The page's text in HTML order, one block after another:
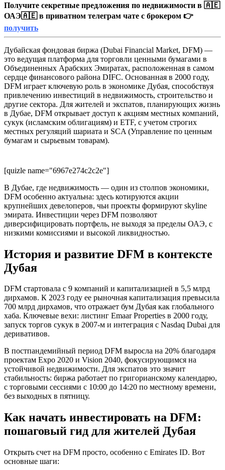
Получите секретные предложения по недвижимости в 🇦🇪
ОАЭ🇦🇪 в приватном телеграм чате с брокером 👉
получить
Дубайская фондовая биржа (Dubai Financial Market, DFM) —
это ведущая платформа для торговли ценными бумагами в
Объединенных Арабских Эмиратах, расположенная в самом
сердце финансового района DIFC. Основанная в 2000 году,
DFM играет ключевую роль в экономике Дубая, способствуя
привлечению инвестиций в недвижимость, строительство и
другие сектора. Для жителей и экспатов, планирующих жизнь
в Дубае, DFM открывает доступ к акциям местных компаний,
сукук (исламским облигациям) и ETF, с учетом строгих
местных регуляций шариата и SCA (Управление по ценным
бумагам и сырьевым товарам).
[quizle name="6967e274c2c2e"]
В Дубае, где недвижимость — один из столпов экономики,
DFM особенно актуальна: здесь котируются акции
крупнейших девелоперов, чьи проекты формируют skyline
эмирата. Инвестиции через DFM позволяют
диверсифицировать портфель, не выходя за пределы ОАЭ, с
низкими комиссиями и высокой ликвидностью.
История и развитие DFM в контексте
Дубая
DFM стартовала с 9 компаний и капитализацией в 5,5 млрд
дирхамов. К 2023 году ее рыночная капитализация превысила
700 млрд дирхамов, что отражает бум Дубая как глобального
хаба. Ключевые вехи: листинг Emaar Properties в 2000 году,
запуск торгов сукук в 2007-м и интеграция с Nasdaq Dubai для
деривативов.
В постпандемийный период DFM выросла на 20% благодаря
проектам Expo 2020 и Vision 2040, фокусирующимся на
устойчивой недвижимости. Для экспатов это значит
стабильность: биржа работает по григорианскому календарю,
с торговыми сессиями с 10:00 до 14:20 по местному времени,
без выходных в пятницу.
Как начать инвестировать на DFM:
пошаговый гид для жителей Дубая
Открыть счет на DFM просто, особенно с Emirates ID. Вот
основные шаги: